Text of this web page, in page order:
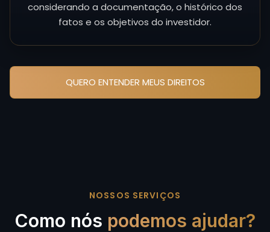
considerando a documentação, o histórico dos
fatos e os objetivos do investidor.
QUERO ENTENDER MEUS DIREITOS
NOSSOS SERVIÇOS
Como nós podemos ajudar?